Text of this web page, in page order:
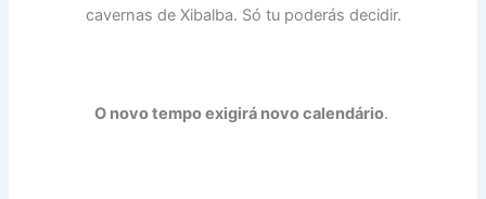
cavernas de Xibalba. Só tu poderás decidir.
O novo tempo exigirá novo calendário.